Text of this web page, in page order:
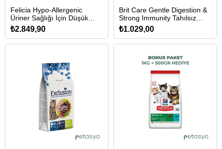
Felicia Hypo-Allergenic
Üriner Sağlığı İçin Düşük
Tahıllı Tavuklu Kısırlaştırılmış
Kedi Maması 12kg
₺2.849,90
Brit Care Gentle Digestion &
Strong Immunity Tahılsız
Somonlu Yavru Kedi Maması
2kg
₺1.029,00